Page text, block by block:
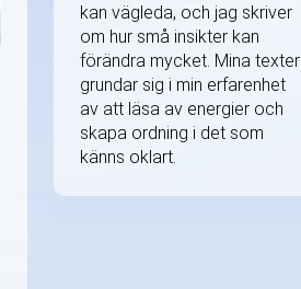
kan vägleda, och jag skriver
om hur små insikter kan
förändra mycket. Mina texter
grundar sig i min erfarenhet
av att läsa av energier och
skapa ordning i det som
känns oklart.